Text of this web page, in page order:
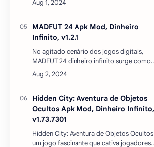
porque contém não apenas ótimos
MADFUT 24 Apk Mod, Dinheiro
Infinito, v1.2.1
No agitado cenário dos jogos digitais,
MADFUT 24 dinheiro infinito surge como
uma proposta revolucionária,
proporcionando uma experiência singular
Hidden City: Aventura de Objetos
Ocultos Apk Mod, Dinheiro Infinito,
v1.73.7301
Hidden City: Aventura de Objetos Ocultos
um jogo fascinante que cativa jogadores